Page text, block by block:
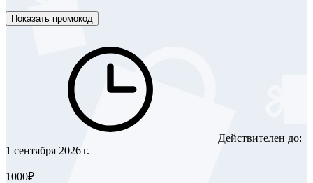
Показать промокод
Действителен до:
1 сентября 2026 г.
1000₽